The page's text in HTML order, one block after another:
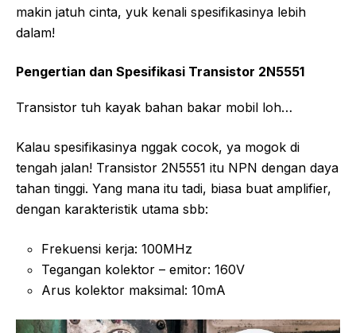
makin jatuh cinta, yuk kenali spesifikasinya lebih
dalam!
Pengertian dan Spesifikasi Transistor 2N5551
Transistor tuh kayak bahan bakar mobil loh…
Kalau spesifikasinya nggak cocok, ya mogok di
tengah jalan! Transistor 2N5551 itu NPN dengan daya
tahan tinggi. Yang mana itu tadi, biasa buat amplifier,
dengan karakteristik utama sbb:
Frekuensi kerja: 100MHz
Tegangan kolektor – emitor: 160V
Arus kolektor maksimal: 10mA